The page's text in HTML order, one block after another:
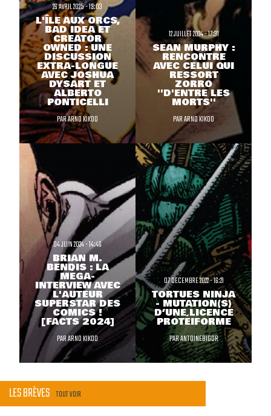
26 AVRIL 2025 - 19:03
L'ÎLE AUX ORCS,
BAD IDEA ET
CREATOR
OWNED : UNE
DISCUSSION
EXTRA-LONGUE
AVEC JOSHUA
DYSART ET
ALBERTO
PONTICELLI
PARARNO KIKOO
12 JUILLET 2024 - 17:31
SEAN MURPHY :
RENCONTRE
AVEC CELUI QUI
RESSORT
ZORRO
''D'ENTRE LES
MORTS''
PARARNO KIKOO
04 JUIN 2024 - 14:46
BRIAN M.
BENDIS : LA
MÉGA-
INTERVIEW AVEC
L'AUTEUR
SUPERSTAR DES
COMICS !
[FACTS 2024]
PARARNO KIKOO
07 DECEMBRE 2022 - 16:21
TORTUES NINJA
- MUTATION(S)
D’UNE LICENCE
PROTÉIFORME
PARANTOINEBIGOR
LES BRÈVES TOUT VOIR